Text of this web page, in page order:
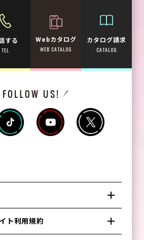
する
TEL
Webカタログ
WEB CATALOG
カタログ請求
CATALOG
ト利用規約